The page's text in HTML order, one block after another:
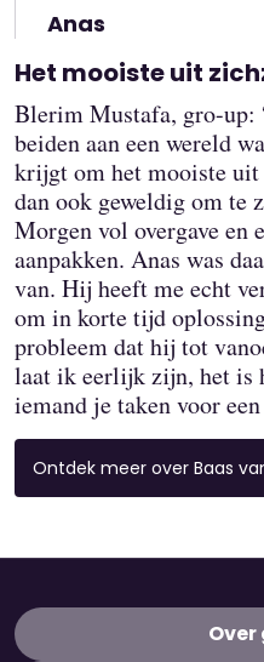
Anas
Het mooiste uit
Blerim Mustafa, gro-up:
beiden aan een wereld
krijgt om het mooiste
dan ook geweldig om te
Morgen vol overgave en
aanpakken. Anas was
van. Hij heeft me echt
om in korte tijd
probleem dat hij tot
laat ik eerlijk zijn, het is
iemand je taken voor
Ontdek meer over Baas